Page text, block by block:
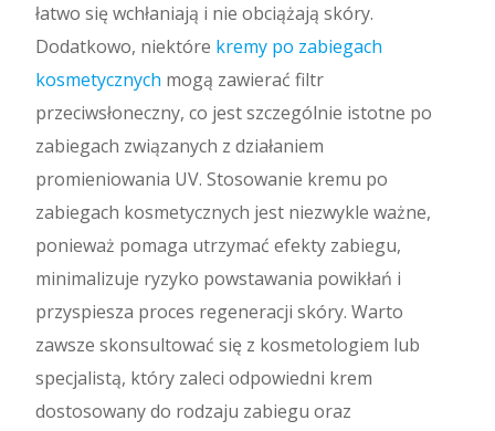
łatwo się wchłaniają i nie obciążają skóry.
Dodatkowo, niektóre kremy po zabiegach
kosmetycznych mogą zawierać filtr
przeciwsłoneczny, co jest szczególnie istotne po
zabiegach związanych z działaniem
promieniowania UV. Stosowanie kremu po
zabiegach kosmetycznych jest niezwykle ważne,
ponieważ pomaga utrzymać efekty zabiegu,
minimalizuje ryzyko powstawania powikłań i
przyspiesza proces regeneracji skóry. Warto
zawsze skonsultować się z kosmetologiem lub
specjalistą, który zaleci odpowiedni krem
dostosowany do rodzaju zabiegu oraz